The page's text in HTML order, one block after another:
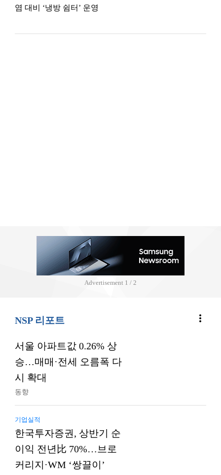
염 대비 ‘냉방 쉼터’ 운영
Advertisement 2 / 2
NSP 리포트 more_vert
서울 아파트값 0.26% 상
승…매매·전세 오름폭 다
시 확대
동향
기업실적
한국투자증권, 상반기 순
이익 전년比 70%…브로
커리지·WM ‘쌍끌이’